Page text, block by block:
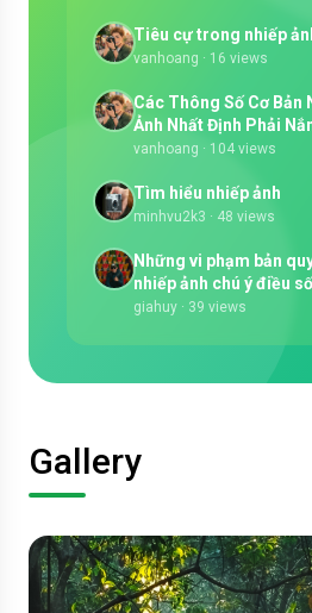
Tiêu cự trong nhiếp
vanhoang · 16 views
Các Thông Số Cơ Bản
Ảnh Nhất Định Phải
vanhoang · 104 views
Tìm hiểu nhiếp ảnh
minhvu2k3 · 48 views
Những vi phạm bản
nhiếp ảnh chú ý điều
giahuy · 39 views
Gallery